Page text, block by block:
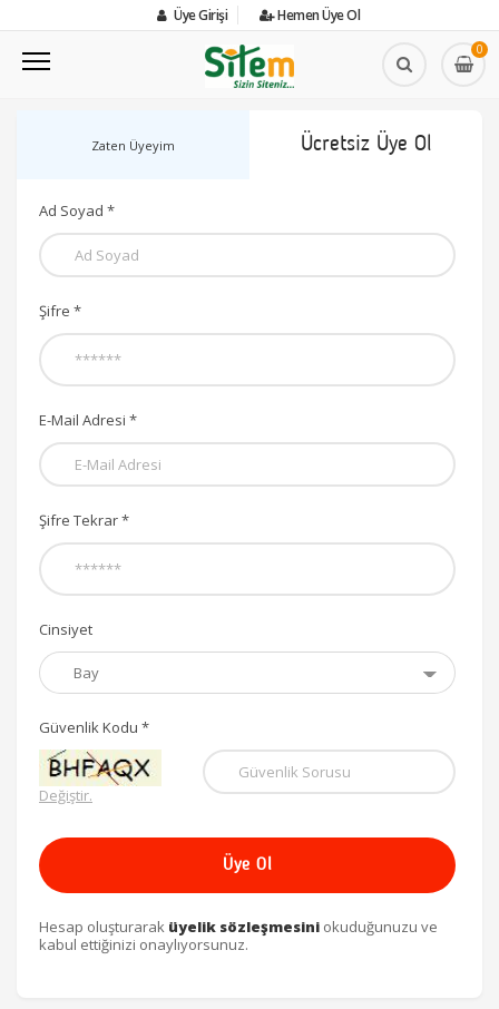
Üye Girişi Hemen Üye Ol
0
Zaten Üyeyim Ücretsiz Üye Ol
Ad Soyad *
Şifre *
E-Mail Adresi *
Şifre Tekrar *
Cinsiyet
Güvenlik Kodu *
Değiştir.
Üye Ol
Hesap oluşturarak üyelik sözleşmesini okuduğunuzu ve
kabul ettiğinizi onaylıyorsunuz.